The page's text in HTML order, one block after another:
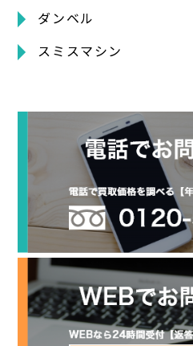
ダンベル
スミスマシン